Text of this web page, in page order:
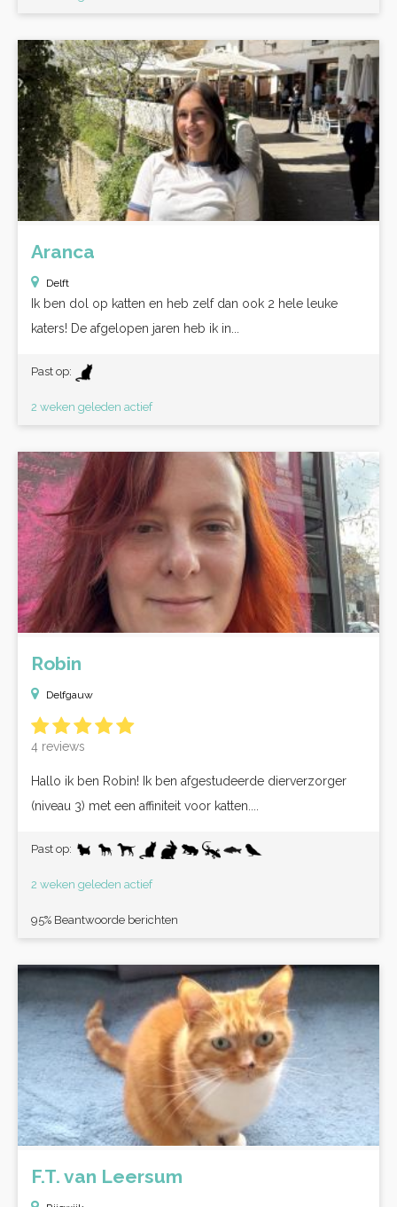
Aranca
Delft
Ik ben dol op katten en heb zelf dan ook 2 hele leuke
katers! De afgelopen jaren heb ik in...
Past op:
2 weken geleden actief
Robin
Delfgauw
4 reviews
Hallo ik ben Robin! Ik ben afgestudeerde dierverzorger
(niveau 3) met een affiniteit voor katten....
Past op:
2 weken geleden actief
95% Beantwoorde berichten
F.T. van Leersum